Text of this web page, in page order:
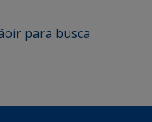
ir para busca